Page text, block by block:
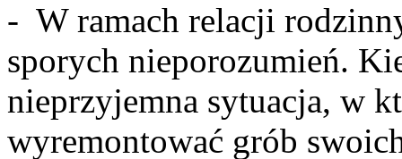
- W ramach relacji
sporych nieporozumień.
nieprzyjemna sytuacja, w
wyremontować grób